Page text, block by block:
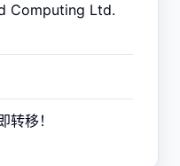
Computing Ltd.
移！